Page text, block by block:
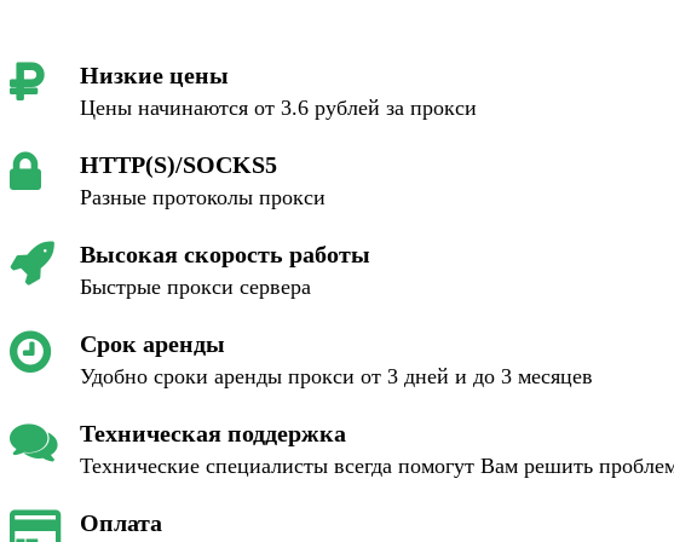
Низкие цены
Цены начинаются от 3.6 рублей за прокси
HTTP(S)/SOCKS5
Разные протоколы прокси
Высокая скорость работы
Быстрые прокси сервера
Срок аренды
Удобно сроки аренды прокси от 3 дней и до 3 месяцев
Техническая поддержка
Технические специалисты всегда помогут Вам решить
Оплата